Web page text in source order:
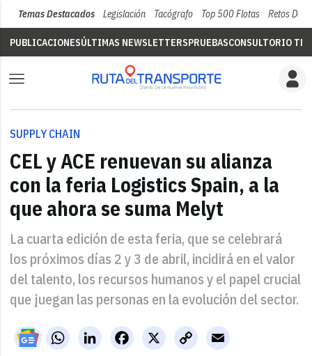
Temas Destacados Legislación Tacógrafo Top 500 Flotas Retos Del
PUBLICACIONESÚLTIMAS NEWSLETTERSPRUEBASCONSULTORIO
SUPPLY CHAIN
CEL y ACE renuevan su alianza
con la feria Logistics Spain, a la
que ahora se suma Melyt
La cuarta edición de esta feria, que se celebrará
los próximos días 2 y 3 de abril, incidirá en el valor
del talento, los recursos humanos y el papel crucial
que juegan las personas en la evolución del sector.
WhatsAppLinkedIn X
Facebook
Copy
Link
Email